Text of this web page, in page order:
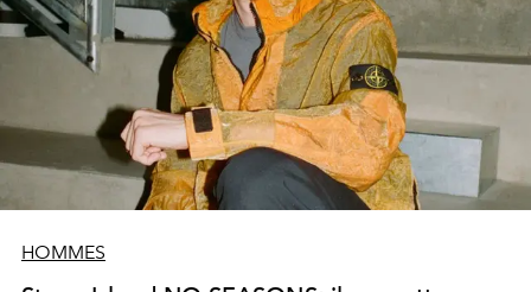
HOMMES